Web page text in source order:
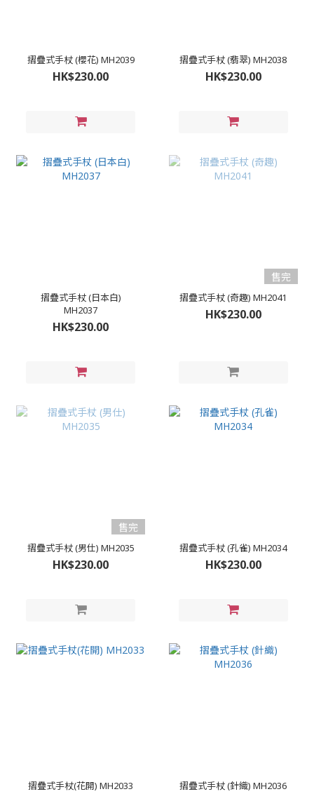
摺疊式手杖 (櫻花) MH2039
HK$230.00
摺疊式手杖 (翡翠) MH2038
HK$230.00
摺疊式手杖 (日本白)
MH2037
HK$230.00
售完
摺疊式手杖 (奇趣) MH2041
HK$230.00
售完
摺疊式手杖 (男仕) MH2035
HK$230.00
摺疊式手杖 (孔雀) MH2034
HK$230.00
摺疊式手杖(花開) MH2033 摺疊式手杖 (針織) MH2036